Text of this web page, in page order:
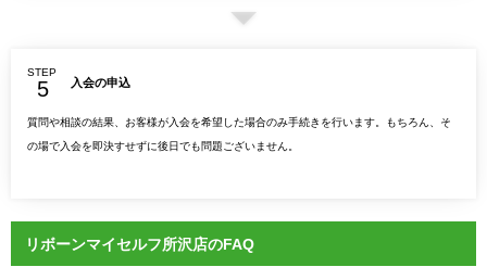
STEP
入会の申込
質問や相談の結果、お客様が入会を希望した場合のみ手続きを行います。もちろん、そ
の場で入会を即決すせずに後日でも問題ございません。
リボーンマイセルフ所沢店のFAQ